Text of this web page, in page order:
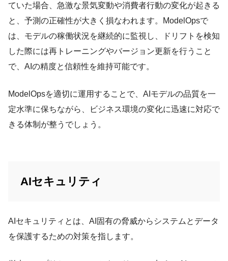
ていた場合、急激な景気変動や消費者行動の変化が起きる
と、予測の正確性が大きく損なわれます。ModelOpsで
は、モデルの稼働状況を継続的に監視し、ドリフトを検知
した際には再トレーニングやバージョン更新を行うこと
で、AIの精度と信頼性を維持可能です。
ModelOpsを適切に運用することで、AIモデルの品質を一
定水準に保ちながら、ビジネス環境の変化に迅速に対応で
きる体制が整うでしょう。
AIセキュリティ
AIセキュリティとは、AI固有の脅威からシステムとデータ
を保護するための対策を指します。